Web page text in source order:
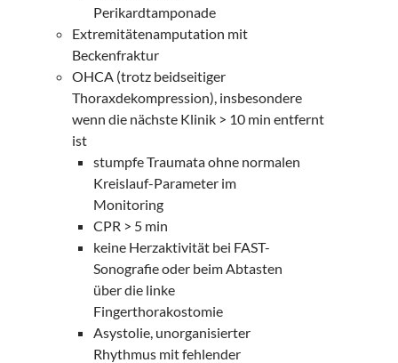
Perikardtamponade
Extremitätenamputation mit
Beckenfraktur
OHCA (trotz beidseitiger
Thoraxdekompression), insbesondere
wenn die nächste Klinik > 10 min entfernt
ist
stumpfe Traumata ohne normalen
Kreislauf-Parameter im
Monitoring
CPR > 5 min
keine Herzaktivität bei FAST-
Sonografie oder beim Abtasten
über die linke
Fingerthorakostomie
Asystolie, unorganisierter
Rhythmus mit fehlender